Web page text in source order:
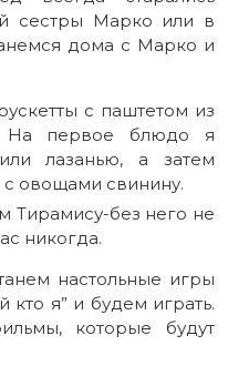
сестры Марко или в
дома с Марко и
с паштетом из
На первое блюдо я
лазанью, а затем
овощами свинину.
Тирамису-без него не
никогда.
настольные игры
кто я” и будем играть.
которые будут